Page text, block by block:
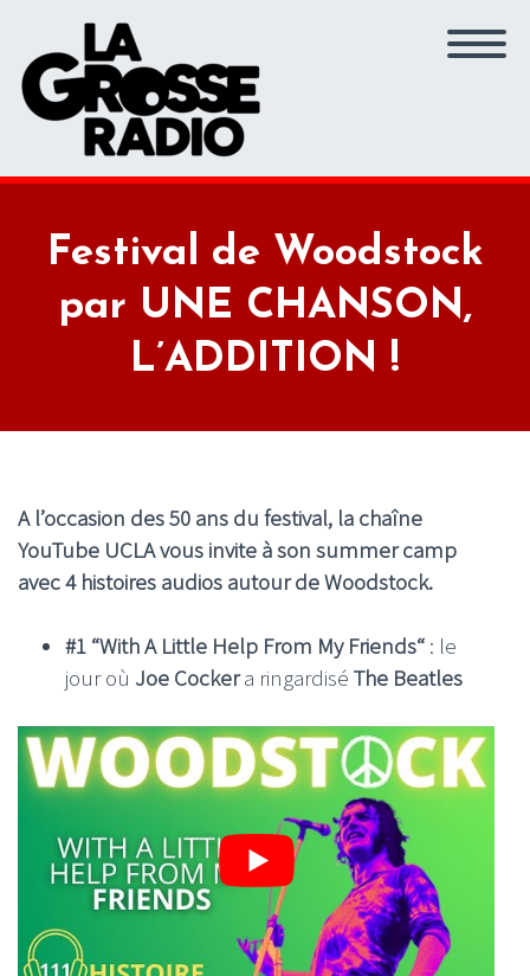
Festival de Woodstock
par UNE CHANSON,
L’ADDITION !
A l’occasion des 50 ans du festival, la chaîne
YouTube UCLA vous invite à son summer camp
avec 4 histoires audios autour de Woodstock.
#1 “With A Little Help From My Friends“ : le
jour où Joe Cockera ringardisé The Beatles